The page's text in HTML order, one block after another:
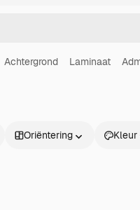
Achtergrond Laminaat
Oriëntering Kleur